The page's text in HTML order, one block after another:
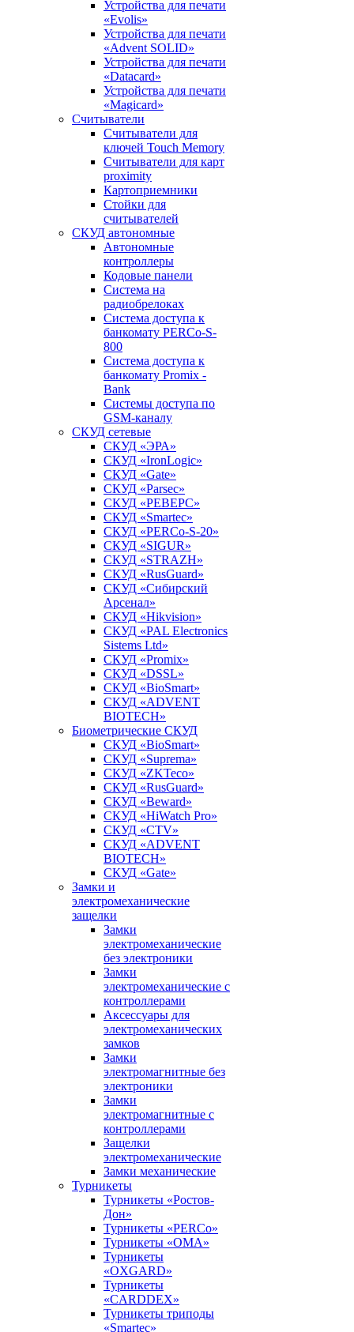
Устройства для печати
«Evolis»
Устройства для печати
«Advent SOLID»
Устройства для печати
«Datacard»
Устройства для печати
«Magicard»
Считыватели
Считыватели для
ключей Touch Memory
Считыватели для карт
proximity
Картоприемники
Стойки для
считывателей
СКУД автономные
Автономные
контроллеры
Кодовые панели
Система на
радиобрелоках
Система доступа к
банкомату PERCo-S-
800
Система доступа к
банкомату Promix -
Bank
Системы доступа по
GSM-каналу
СКУД сетевые
СКУД «ЭРА»
СКУД «IronLogic»
СКУД «Gate»
СКУД «Parsec»
СКУД «РЕВЕРС»
СКУД «Smartec»
СКУД «PERCo-S-20»
СКУД «SIGUR»
СКУД «STRAZH»
СКУД «RusGuard»
СКУД «Сибирский
Арсенал»
СКУД «Hikvision»
СКУД «PAL Electronics
Sistems Ltd»
СКУД «Promix»
СКУД «DSSL»
СКУД «BioSmart»
СКУД «ADVENT
BIOTECH»
Биометрические СКУД
СКУД «BioSmart»
СКУД «Suprema»
СКУД «ZKTeco»
СКУД «RusGuard»
СКУД «Beward»
СКУД «HiWatch Pro»
СКУД «CTV»
СКУД «ADVENT
BIOTECH»
СКУД «Gate»
Замки и
электромеханические
защелки
Замки
электромеханические
без электроники
Замки
электромеханические с
контроллерами
Аксессуары для
электромеханических
замков
Замки
электромагнитные без
электроники
Замки
электромагнитные с
контроллерами
Защелки
электромеханические
Замки механические
Турникеты
Турникеты «Ростов-
Дон»
Турникеты «PERCo»
Турникеты «ОМА»
Турникеты
«OXGARD»
Турникеты
«CARDDEX»
Турникеты триподы
«Smartec»